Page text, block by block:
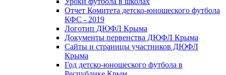
Отчет Комитета детско-юношеского футбола
КФС - 2019
Логотип ДЮФЛ Крыма
Документы первенства ДЮФЛ Крыма
Сайты и страницы участников ДЮФЛ
Крыма
Год детско-юношеского футбола в